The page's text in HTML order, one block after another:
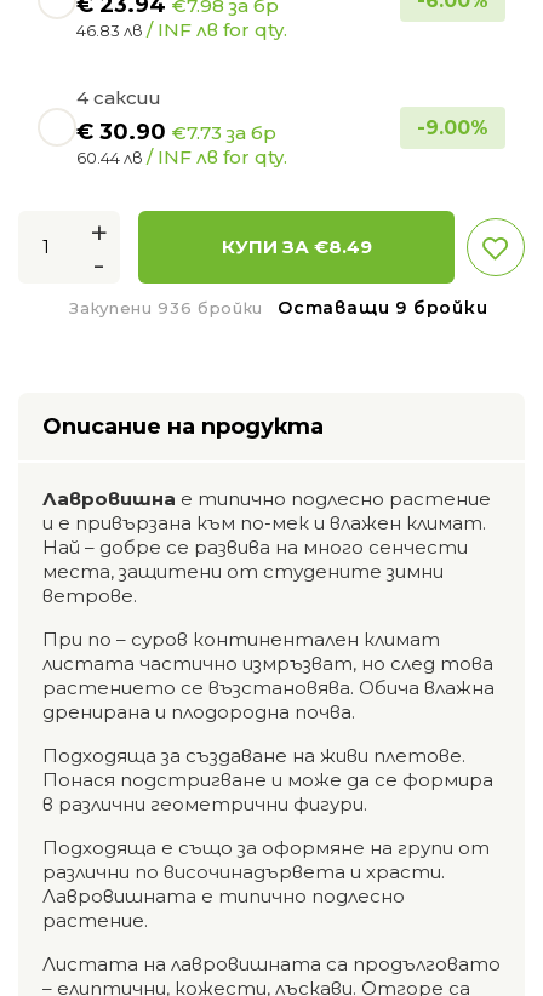
€7.98 за бр
46.83 лв / INF лв for qty.
4 саксии
€ 30.90 €7.73 за бр
60.44 лв / INF лв for qty.
-9.00%
+
-
КУПИ ЗА €8.49
Закупени 936 бройки Оставащи 9 бройки
Описание на продукта
Лавровишна е типично подлесно растение
и е привързана към по-мек и влажен климат.
Най – добре се развива на много сенчести
места, защитени от студените зимни
ветрове.
При по – суров континентален климат
листата частично измръзват, но след това
растението се възстановява. Обича влажна
дренирана и плодородна почва.
Подходяща за създаване на живи плетове.
Понася подстригване и може да се формира
в различни геометрични фигури.
Подходяща е също за оформяне на групи от
различни по височинадървета и храсти.
Лавровишната е типично подлесно
растение.
Листата на лавровишната са продълговато
– елиптични, кожести, лъскави. Отгоре са